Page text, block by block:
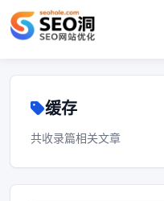
缓存
共收录篇相关文章